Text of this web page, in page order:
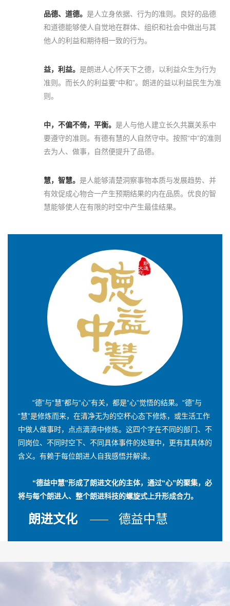
品德、道德。 是人立身依据、行为的准则。良好的品德
和道德能够使人自觉地在群体、组织和社会中做出与其
他人的利益和期待相一致的行为。
益，利益。 是朗进人心怀天下之德，以利益众生为行为
准则。而长久的利益要“中和”。朗进的益以利益民生为准
则。
中，不偏不倚，平衡。 是人与他人建立长久共赢关系中
要遵守的准则。有德有慧的人自然守中。按照“中”的准则
去为人、做事，自然便提升了品德。
慧，智慧。 是人能够清楚洞察事物本质与发展趋势、并
有效促成心物合一产生预期结果的内在品质。优良的智
慧能够使人在有限的时空中产生最佳结果。
“德”与“慧”都与“心”有关，都是“心”觉悟的结果。“德”与
“慧”是修炼而来，在清净无为的空杯心态下修炼，或生活工作
中做人做事时，点点滴滴中修炼。这四个字在不同的部门、不
同岗位、不同时空下、不同具体事件的处理中，更有其具体的
含义。有赖于每位朗进人自我感悟并解读。
“德益中慧”形成了朗进文化的主体，通过“心”的聚集，必
将与每个朗进人、整个朗进科技的螺旋式上升形成合力。
朗进文化 德益中慧